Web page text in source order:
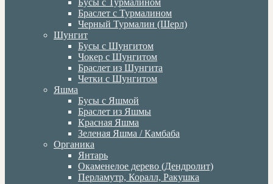
Бусы с Турмалином
Браслет с Турмалином
Черный Турмалин (Шерл)
Шунгит
Бусы с Шунгитом
Чокер с Шунгитом
Браслет из Шунгита
Четки с Шунгитом
Яшма
Бусы с Яшмой
Браслет из Яшмы
Красная Яшма
Зеленая Яшма / Камбаба
Органика
Янтарь
Окаменелое дерево (Дендролит)
Перламутр, Коралл, Ракушка